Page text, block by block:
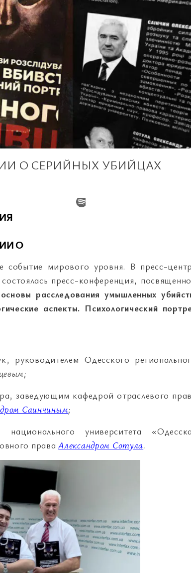
О СЕРИЙНЫХ УБИЙЦАХ
событие мирового уровня. В пресс-
пресс-конференция,
расследования умышленных
аспекты. Психологический
Одесского
заведующим кафедрой отраслевого
Саинчиным;
университета
праваАлександром Сотула.